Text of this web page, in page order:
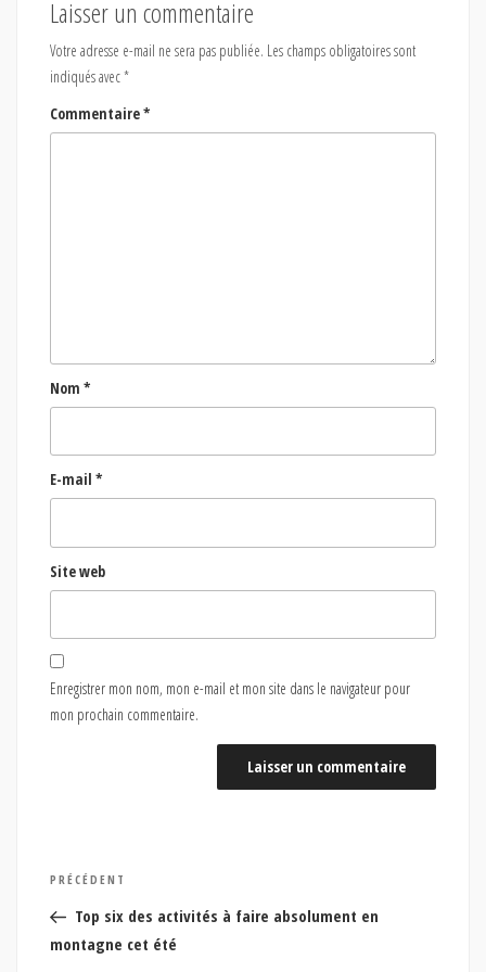
Laisser un commentaire
Votre adresse e-mail ne sera pas publiée. Les champs obligatoires sont
indiqués avec*
Commentaire*
Nom *
E-mail *
Site web
Enregistrer mon nom, mon e-mail et mon site dans le navigateur pour
mon prochain commentaire.
Navigation
de
l’article
Article
précédent
PRÉCÉDENT
Top six des activités à faire absolument en
montagne cet été